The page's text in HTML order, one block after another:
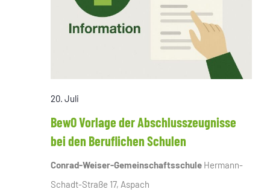
20. Juli
BewO Vorlage der Abschlusszeugnisse
bei den Beruflichen Schulen
Conrad-Weiser-Gemeinschaftsschule Hermann-
Schadt-Straße 17, Aspach